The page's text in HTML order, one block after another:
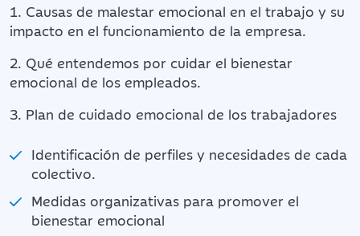
1. Causas de malestar emocional en el trabajo y su
impacto en el funcionamiento de la empresa.
2. Qué entendemos por cuidar el bienestar
emocional de los empleados.
3. Plan de cuidado emocional de los trabajadores
Identificación de perfiles y necesidades de cada
colectivo.
Medidas organizativas para promover el
bienestar emocional